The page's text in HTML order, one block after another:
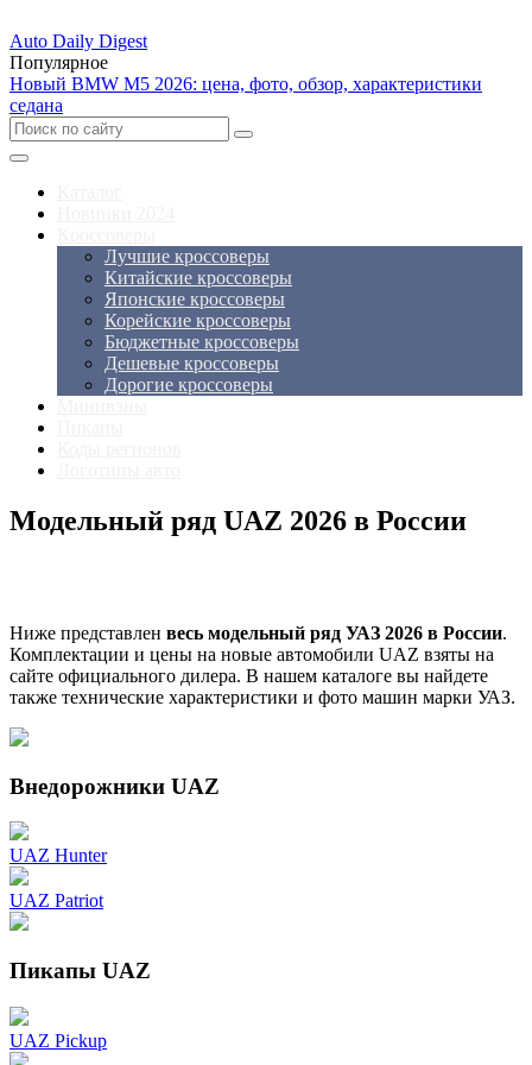
Auto Daily Digest
Популярное
Новый BMW M5 2026: цена, фото, обзор, характеристики
седана
Лучшие кроссоверы
Китайские кроссоверы
Японские кроссоверы
Корейские кроссоверы
Бюджетные кроссоверы
Дешевые кроссоверы
Дорогие кроссоверы
Модельный ряд UAZ 2026 в России
Ниже представлен весь модельный ряд УАЗ 2026 в России.
Комплектации и цены на новые автомобили UAZ взяты на
сайте официального дилера. В нашем каталоге вы найдете
также технические характеристики и фото машин марки УАЗ.
Внедорожники UAZ
UAZ Hunter
UAZ Patriot
Пикапы UAZ
UAZ Pickup